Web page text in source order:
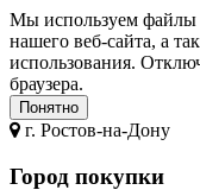
Мы используем файлы
нашего веб-сайта, а
использования.
браузера.
Понятно
г. Ростов-на-Дону
Город покупки